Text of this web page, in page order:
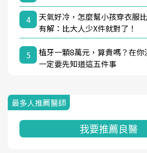
4
天氣好冷，怎麼幫小孩穿衣服
有解：比大人少X件就對了！
5
植牙一顆8萬元，算貴嗎？在你
一定要先知道這五件事
最多人推薦醫師
我要推薦良醫